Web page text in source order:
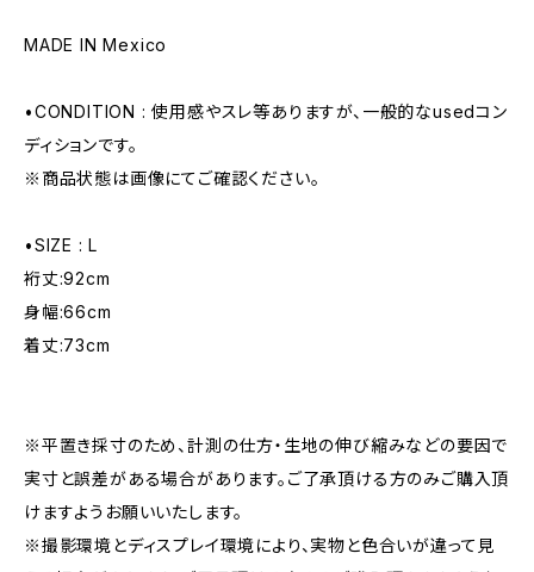
MADE IN Mexico
•CONDITION : 使用感やスレ等ありますが、一般的なusedコン
ディションです。
※商品状態は画像にてご確認ください。
•SIZE : L
裄丈:92cm
身幅:66cm
着丈:73cm
※平置き採寸のため、計測の仕方・生地の伸び縮みなどの要因で
実寸と誤差がある場合があります。ご了承頂ける方のみご購入頂
けますようお願いいたします。
※撮影環境とディスプレイ環境により、実物と色合いが違って見